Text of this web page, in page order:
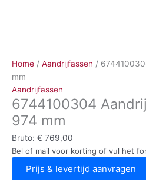
Home / Aandrijfassen /
mm
Aandrijfassen
6744100304
974 mm
Bruto: € 769,00
Bel of mail voor korting of vul het
Prijs & levertijd aanvragen